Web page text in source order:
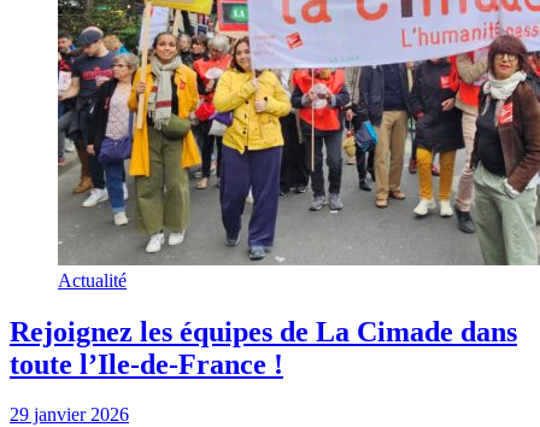
Actualité
Rejoignez les équipes de La Cimade dans
toute l’Ile-de-France !
29 janvier 2026